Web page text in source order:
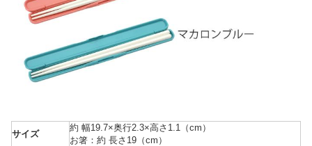
サイズ
約 幅19.7×奥行2.3×高さ1.1（cm）
お箸：約 長さ19（cm）